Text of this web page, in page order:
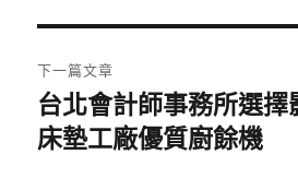
覽
文
章:
下一篇文章
下
一
台北會計師事務所選擇
床墊工廠優質廚餘機